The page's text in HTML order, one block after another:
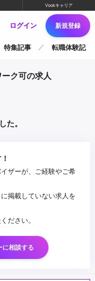
Vookキャリア
ログイン 新規登録
特集記事 転職体験記
ク可の求人
た。
ザーが、ご経験やご希
掲載していない求人を
ださい。
に相談する